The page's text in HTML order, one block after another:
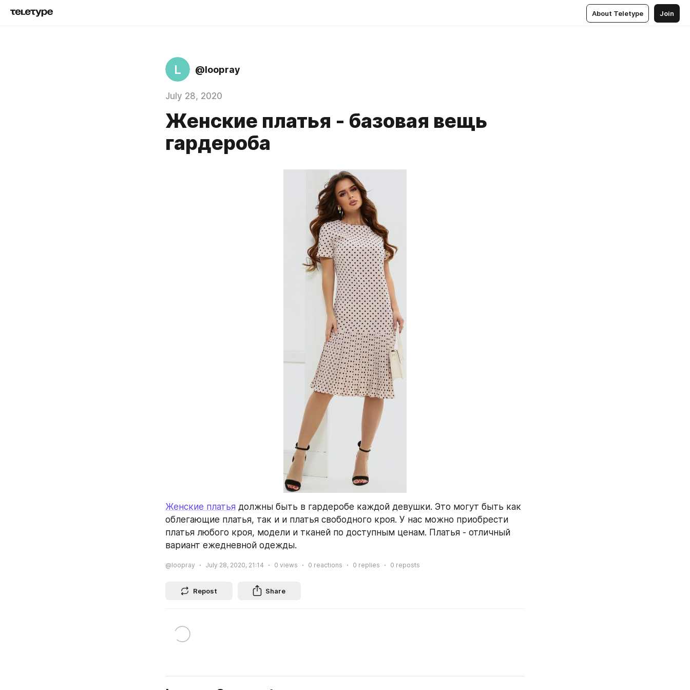
About Teletype Join
L @loopray
July 28, 2020
Женские платья - базовая вещь
гардероба
Женские платья должны быть в гардеробе каждой девушки. Это могут быть как
облегающие платья, так и и платья свободного кроя. У нас можно приобрести
платья любого кроя, модели и тканей по доступным ценам. Платья - отличный
вариант ежедневной одежды.
@loopray July 28, 2020, 21:14 0 views 0 reactions 0 replies 0 reposts
Repost Share